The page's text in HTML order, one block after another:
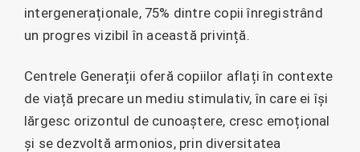
intergeneraționale, 75% dintre copii înregistrând
un progres vizibil în această privință.
Centrele Generații oferă copiilor aflați în contexte
de viață precare un mediu stimulativ, în care ei își
lărgesc orizontul de cunoaștere, cresc emoțional
și se dezvoltă armonios, prin diversitatea